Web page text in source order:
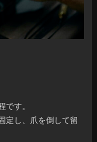
す。
定し、爪を倒して留